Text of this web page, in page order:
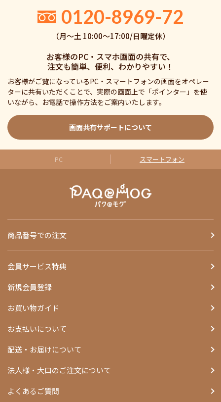
0120-8969-72
（月〜土 10:00〜17:00/日曜定休）
お客様のPC・スマホ画面の共有で、
注文も簡単、便利、わかりやすい！
お客様がご覧になっているPC・スマートフォンの画面をオペレー
ターに共有いただくことで、実際の画面上で「ポインター」を使
いながら、お電話で操作方法をご案内いたします。
画面共有サポートについて
PC スマートフォン
商品番号での注文
会員サービス特典
新規会員登録
お買い物ガイド
お支払いについて
配送・お届けについて
法人様・大口のご注文について
よくあるご質問